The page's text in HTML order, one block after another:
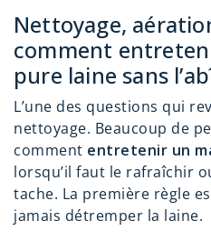
Nettoyage,
comment
pure laine sans
L’une des questions qui
nettoyage. Beaucoup de
comment entretenir un
lorsqu’il faut le rafraîchir
tache. La première règle
jamais détremper la laine.